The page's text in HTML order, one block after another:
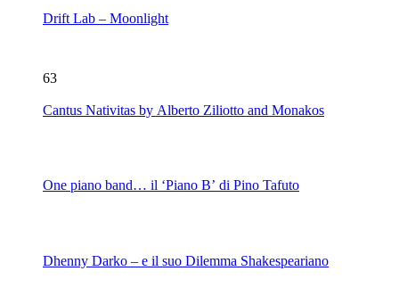
Drift Lab – Moonlight
63
Cantus Nativitas by Alberto Ziliotto and Monakos
One piano band… il ‘Piano B’ di Pino Tafuto
Dhenny Darko – e il suo Dilemma Shakespeariano